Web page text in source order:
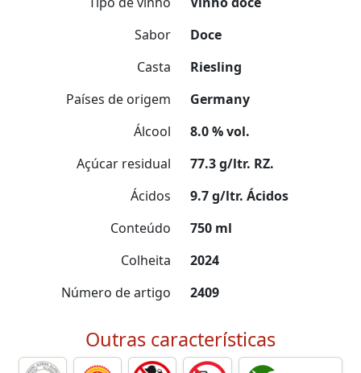
Sabor
Doce
Casta
Riesling
Países de origem
Germany
Álcool
8.0 % vol.
Açúcar residual
77.3 g/ltr. RZ.
Ácidos
9.7 g/ltr. Ácidos
Conteúdo
750 ml
Colheita
2024
Número de artigo
2409
Outras características